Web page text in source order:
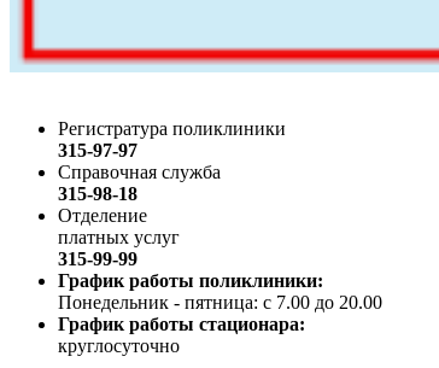
Регистратура поликлиники
315-97-97
Справочная служба
315-98-18
Отделение
платных услуг
315-99-99
График работы поликлиники:
Понедельник - пятница: с 7.00 до 20.00
График работы стационара:
круглосуточно